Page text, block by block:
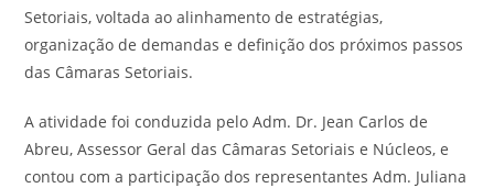
Setoriais, voltada ao alinhamento de estratégias,
organização de demandas e definição dos próximos passos
das Câmaras Setoriais.
A atividade foi conduzida pelo Adm. Dr. Jean Carlos de
Abreu, Assessor Geral das Câmaras Setoriais e Núcleos, e
contou com a participação dos representantes Adm. Juliana